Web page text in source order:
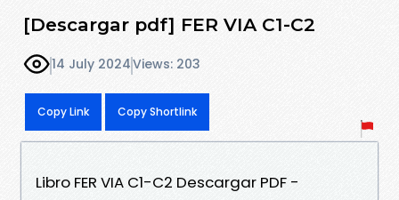
[Descargar pdf] FER VIA C1-C2
14 July 2024Views: 203
Copy Link Copy Shortlink
Libro FER VIA C1-C2 Descargar PDF -